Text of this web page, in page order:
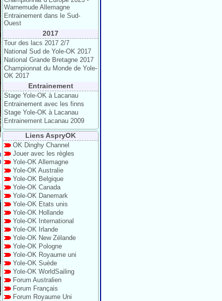
Warnemude Allemagne
Entrainement dans le Sud-
Ouest
2017
Tour des lacs 2017 2/7
National Sud de Yole-OK 2017
National Grande Bretagne 2017
Championnat du Monde de Yole-
OK 2017
Entrainement
Stage Yole-OK à Lacanau
Entrainement avec les finns
Stage Yole-OK à Lacanau
Entrainement Lacanau 2009
Liens AspryOK
OK Dinghy Channel
Jouer avec les règles
Yole-OK Allemagne
Yole-OK Australie
Yole-OK Belgique
Yole-OK Canada
Yole-OK Danemark
Yole-OK Etats unis
Yole-OK Hollande
Yole-OK International
Yole-OK Irlande
Yole-OK New Zélande
Yole-OK Pologne
Yole-OK Royaume uni
Yole-OK Suède
Yole-OK WorldSailing
Forum Australien
Forum Français
Forum Royaume Uni